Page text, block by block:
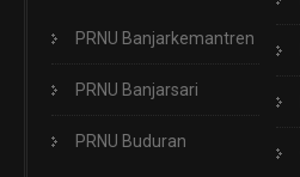
PRNU Banjarkemantren
PRNU Banjarsari
PRNU Buduran